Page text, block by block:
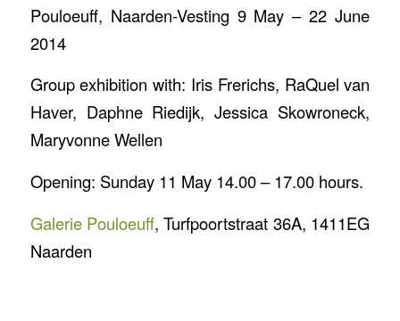
Pouloeuff, Naarden-Vesting 9 May – 22 June
2014
Group exhibition with: Iris Frerichs, RaQuel van
Haver, Daphne Riedijk, Jessica Skowroneck,
Maryvonne Wellen
Opening: Sunday 11 May 14.00 – 17.00 hours.
Galerie Pouloeuff, Turfpoortstraat 36A, 1411EG
Naarden